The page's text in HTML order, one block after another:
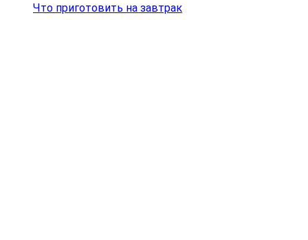
Что приготовить на завтрак